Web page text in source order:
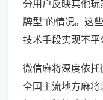
分用户反映其他玩
牌型”的情况。这
技术手段实现不平
微信麻将深度依
全国主流地方麻